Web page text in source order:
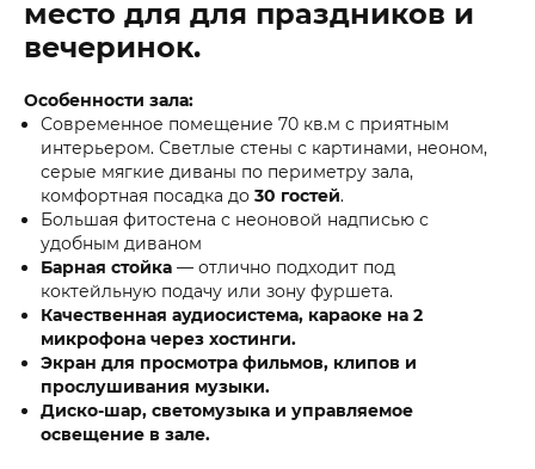
место для для праздников и
вечеринок.
Особенности зала:
Современное помещение 70 кв.м с приятным
интерьером. Светлые стены с картинами, неоном,
серые мягкие диваны по периметру зала,
комфортная посадка до 30 гостей.
Большая фитостена с неоновой надписью с
удобным диваном
Барная стойка — отлично подходит под
коктейльную подачу или зону фуршета.
Качественная аудиосистема, караоке на 2
микрофона через хостинги.
Экран для просмотра фильмов, клипов и
прослушивания музыки.
Диско-шар, светомузыка и управляемое
освещение в зале.